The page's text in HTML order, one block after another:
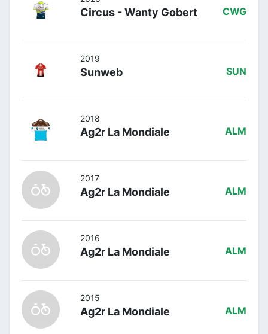
Circus - Wanty Gobert CWG
2019
Sunweb SUN
2018
Ag2r La Mondiale ALM
2017
Ag2r La Mondiale ALM
2016
Ag2r La Mondiale ALM
2015
Ag2r La Mondiale ALM